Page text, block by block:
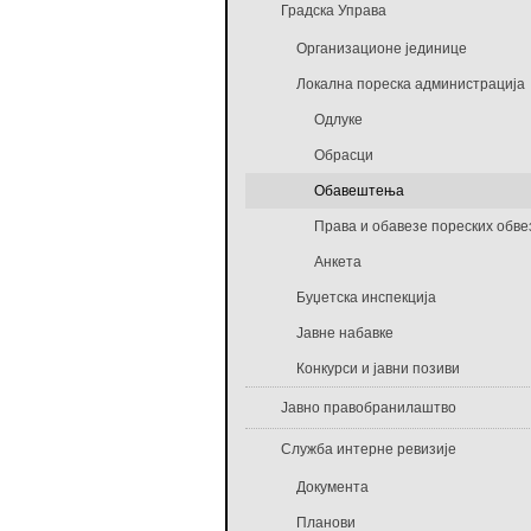
Градска Управа
Организационе јединице
Локална пореска администрација
Одлуке
Обрасци
Обавештења
Права и обавезе пореских
Анкета
Буџетска инспекција
Јавне набавке
Конкурси и јавни позиви
Јавно правобранилаштво
Служба интерне ревизије
Документа
Планови